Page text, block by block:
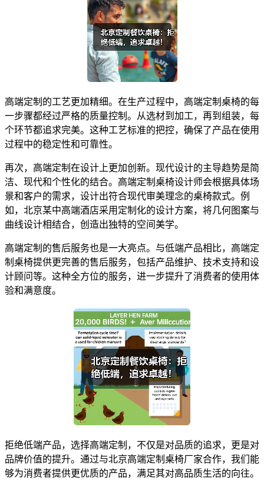
高端定制的工艺更加精细。在生产过程中，高端定制桌椅的每
一步骤都经过严格的质量控制。从选材到加工，再到组装，每
个环节都追求完美。这种工艺标准的把控，确保了产品在使用
过程中的稳定性和可靠性。
再次，高端定制在设计上更加创新。现代设计的主导趋势是简
洁、现代和个性化的结合。高端定制桌椅设计师会根据具体场
景和客户的需求，设计出符合现代审美理念的桌椅款式。例
如，北京某中高端酒店采用定制化的设计方案，将几何图案与
曲线设计相结合，创造出独特的空间美学。
高端定制的售后服务也是一大亮点。与低端产品相比，高端定
制桌椅提供更完善的售后服务，包括产品维护、技术支持和设
计顾问等。这种全方位的服务，进一步提升了消费者的使用体
验和满意度。
拒绝低端产品，选择高端定制，不仅是对品质的追求，更是对
品牌价值的提升。通过与北京高端定制桌椅厂家合作，我们能
够为消费者提供更优质的产品，满足其对高品质生活的向往。